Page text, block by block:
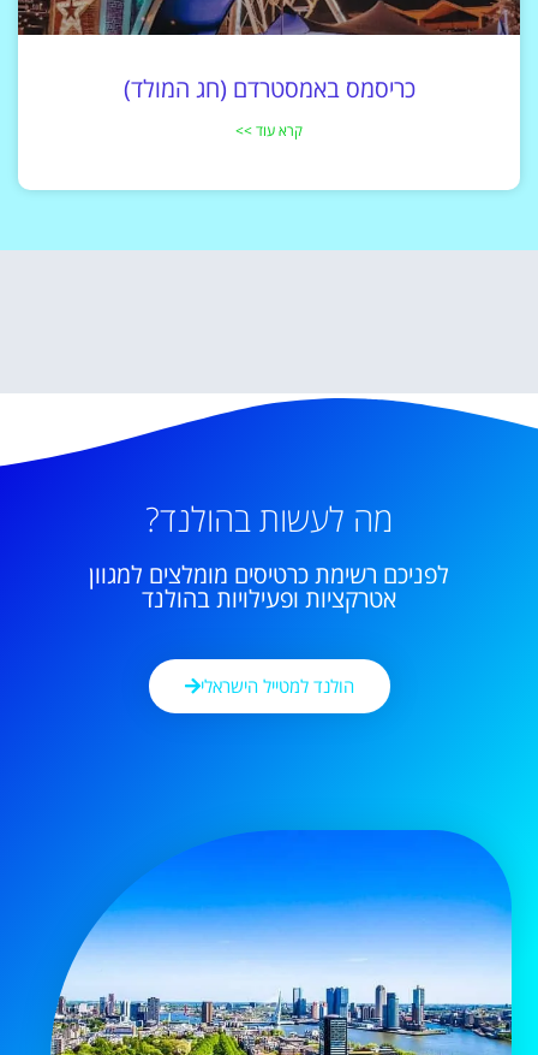
כריסמס באמסטרדם (חג המולד)
קרא עוד >>
מה לעשות בהולנד?
לפניכם רשימת כרטיסים מומלצים למגוון
אטרקציות ופעילויות בהולנד
הולנד למטייל הישראלי